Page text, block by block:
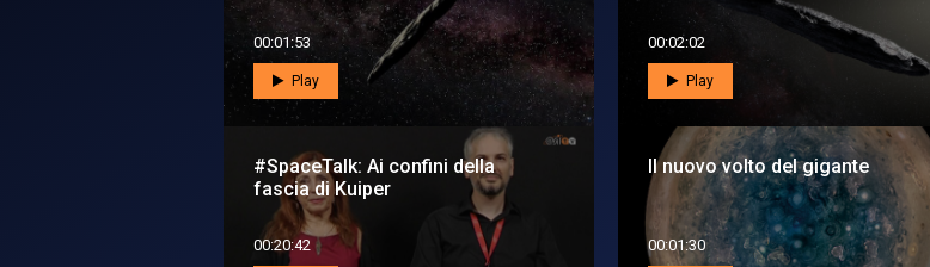
00:01:53
Play
00:02:02
Play
#SpaceTalk: Ai confini della
fascia di Kuiper
00:20:42
Il nuovo volto del gigante
00:01:30